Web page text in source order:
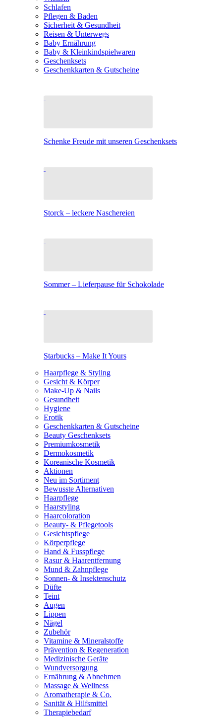
Schlafen
Pflegen & Baden
Sicherheit & Gesundheit
Reisen & Unterwegs
Baby Ernährung
Baby & Kleinkindspielwaren
Geschenksets
Geschenkkarten & Gutscheine
Schenke Freude mit unseren Geschenksets
Storck – leckere Naschereien
Sommer – Lieferpause für Schokolade
Starbucks – Make It Yours
Haarpflege & Styling
Gesicht & Körper
Make-Up & Nails
Gesundheit
Hygiene
Erotik
Geschenkkarten & Gutscheine
Beauty Geschenksets
Premiumkosmetik
Dermokosmetik
Koreanische Kosmetik
Aktionen
Neu im Sortiment
Bewusste Alternativen
Haarpflege
Haarstyling
Haarcoloration
Beauty- & Pflegetools
Gesichtspflege
Körperpflege
Hand & Fusspflege
Rasur & Haarentfernung
Mund & Zahnpflege
Sonnen- & Insektenschutz
Düfte
Teint
Augen
Lippen
Nägel
Zubehör
Vitamine & Mineralstoffe
Prävention & Regeneration
Medizinische Geräte
Wundversorgung
Ernährung & Abnehmen
Massage & Wellness
Aromatherapie & Co.
Sanität & Hilfsmittel
Therapiebedarf